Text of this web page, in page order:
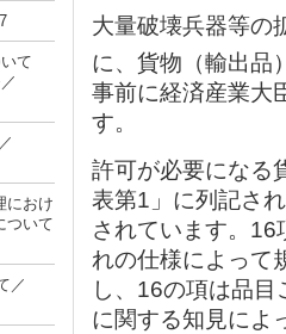
いて
におけ
ついて
／
大量破壊兵器等の
に、貨物（輸出品
事前に経済産業大
す。
許可が必要になる
表第1」に列記さ
されています。
れの仕様によって
し、16の項は品
に関する知見によ